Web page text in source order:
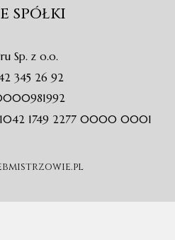
SPÓŁKI
Sp. z o.o.
345 26 92
1749 2277 0000 0001